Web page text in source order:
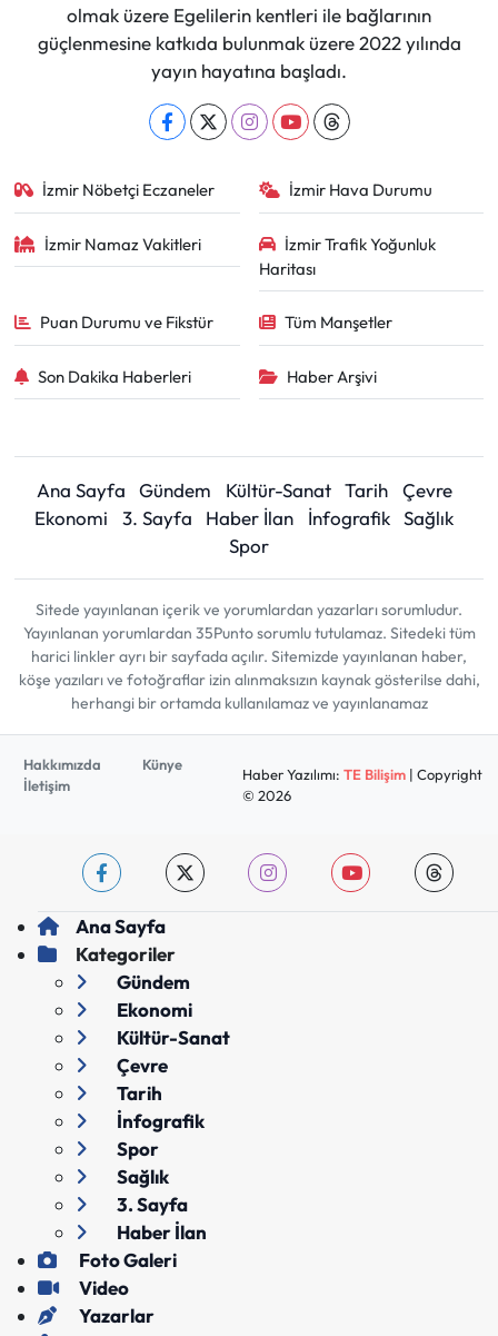
olmak üzere Egelilerin kentleri ile bağlarının
güçlenmesine katkıda bulunmak üzere 2022 yılında
yayın hayatına başladı.
İzmir Nöbetçi Eczaneler İzmir Hava Durumu
İzmir Namaz Vakitleri
İzmir Trafik Yoğunluk
Haritası
Puan Durumu ve Fikstür Tüm Manşetler
Son Dakika Haberleri Haber Arşivi
Ana Sayfa Gündem Kültür-Sanat Tarih
Çevre
Ekonomi
3. Sayfa Haber İlan İnfografik Sağlık
Spor
Sitede yayınlanan içerik ve yorumlardan yazarları sorumludur.
Yayınlanan yorumlardan 35Punto sorumlu tutulamaz. Sitedeki tüm
harici linkler ayrı bir sayfada açılır. Sitemizde yayınlanan haber,
köşe yazıları ve fotoğraflar izin alınmaksızın kaynak gösterilse dahi,
herhangi bir ortamda kullanılamaz ve yayınlanamaz
Hakkımızda
Künye
İletişim
Haber Yazılımı: TE Bilişim| Copyright
© 2026
Ana Sayfa
Kategoriler
Gündem
Ekonomi
Kültür-Sanat
Çevre
Tarih
İnfografik
Spor
Sağlık
3. Sayfa
Haber İlan
Foto Galeri
Video
Yazarlar